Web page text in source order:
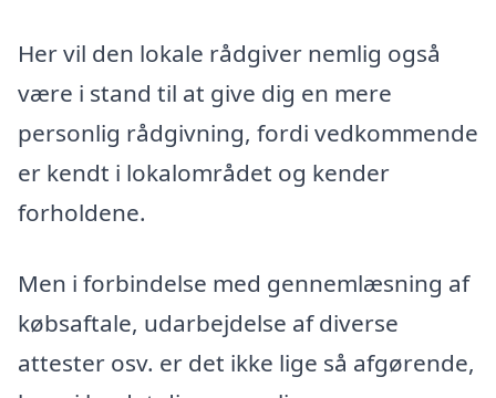
Her vil den lokale rådgiver nemlig også
være i stand til at give dig en mere
personlig rådgivning, fordi vedkommende
er kendt i lokalområdet og kender
forholdene.
Men i forbindelse med gennemlæsning af
købsaftale, udarbejdelse af diverse
attester osv. er det ikke lige så afgørende,